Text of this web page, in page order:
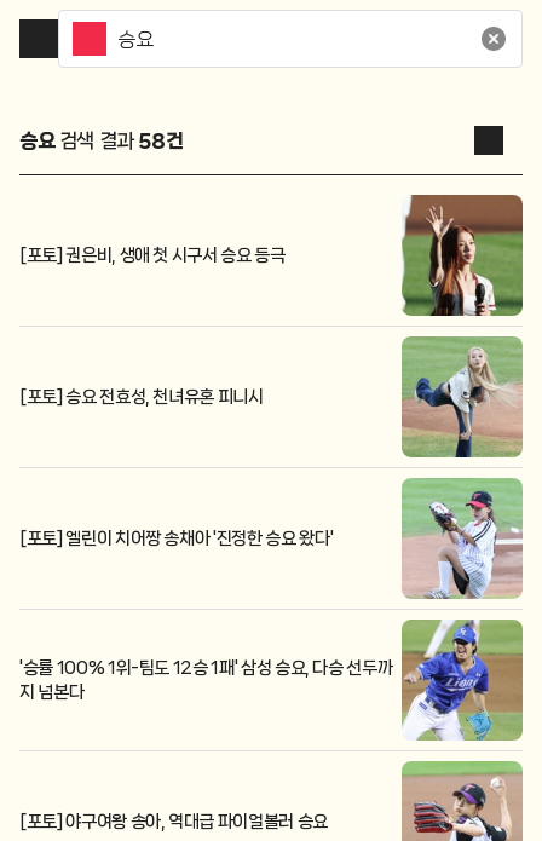
승요 검색 결과58건
[포토] 권은비, 생애 첫 시구서 승요 등극
[포토] 승요 전효성, 천녀유혼 피니시
[포토] 엘린이 치어짱 송채아 '진정한 승요 왔다'
'승률 100% 1위-팀도 12승 1패' 삼성 승요, 다승 선두까
지 넘본다
[포토] 야구여왕 송아, 역대급 파이얼볼러 승요